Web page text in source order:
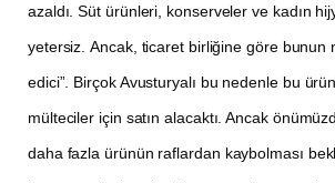
azaldı. Süt ürünleri, konserveler ve kadın
yetersiz. Ancak, ticaret birliğine göre bunun
edici”. Birçok Avusturyalı bu nedenle bu
mülteciler için satın alacaktı. Ancak
daha fazla ürünün raflardan kaybolması